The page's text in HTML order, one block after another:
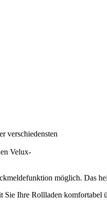
verschiedensten
Velux-
möglich. Das
Ihre Rollladen